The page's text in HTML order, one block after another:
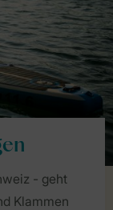
- geht
Klammen